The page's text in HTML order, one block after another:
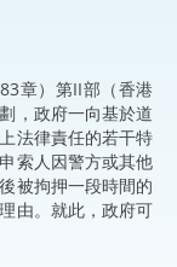
章）第II部（香港
，政府一向基於道
法律責任的若干特
索人因警方或其他
被拘押一段時間的
由。就此，政府可